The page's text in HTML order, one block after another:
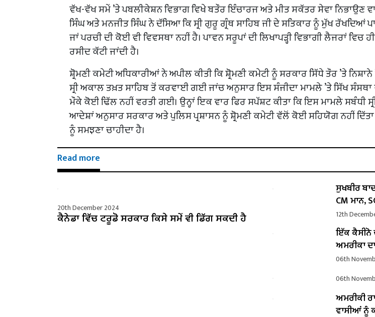
ਵੱਖ-ਵੱਖ ਸਮੇਂ ’ਤੇ ਪਬਲੀਕੇਸ਼ਨ ਵਿਭਾਗ ਵਿਖੇ ਬਤੌਰ ਇੰਚਾਰਜ ਅਤੇ ਮੀਤ ਸਕੱਤਰ ਸੇਵਾ ਨਿਭਾਉਣ
ਸਿੰਘ ਅਤੇ ਮਨਜੀਤ ਸਿੰਘ ਨੇ ਦੱਸਿਆ ਕਿ ਸ੍ਰੀ ਗੁਰੂ ਗ੍ਰੰਥ ਸਾਹਿਬ ਜੀ ਦੇ ਸਤਿਕਾਰ ਨੂੰ ਮੁੱਖ
ਜਾਂ ਪਰਚੀ ਦੀ ਕੋਈ ਵੀ ਵਿਵਸਥਾ ਨਹੀਂ ਹੈ। ਪਾਵਨ ਸਰੂਪਾਂ ਦੀ ਲਿਖਾਪੜ੍ਹੀ ਵਿਭਾਗੀ ਲੈਜਰਾਂ ਵਿਚ
ਰਸੀਦ ਕੱਟੀ ਜਾਂਦੀ ਹੈ।
ਸ਼੍ਰੋਮਣੀ ਕਮੇਟੀ ਅਧਿਕਾਰੀਆਂ ਨੇ ਅਪੀਲ ਕੀਤੀ ਕਿ ਸ਼੍ਰੋਮਣੀ ਕਮੇਟੀ ਨੂੰ ਸਰਕਾਰ ਸਿੱਧੇ ਤੌਰ ’ਤੇ
ਸ੍ਰੀ ਅਕਾਲ ਤਖ਼ਤ ਸਾਹਿਬ ਤੋਂ ਕਰਵਾਈ ਗਈ ਜਾਂਚ ਅਨੁਸਾਰ ਇਸ ਸੰਜੀਦਾ ਮਾਮਲੇ ’ਤੇ ਸਿੱਖ
ਮੌਕੇ ਕੋਈ ਢਿੱਲ ਨਹੀਂ ਵਰਤੀ ਗਈ। ਉਨ੍ਹਾਂ ਇਕ ਵਾਰ ਫਿਰ ਸਪੱਸ਼ਟ ਕੀਤਾ ਕਿ ਇਸ ਮਾਮਲੇ ਸਬੰਧੀ
ਆਦੇਸ਼ਾਂ ਅਨੁਸਾਰ ਸਰਕਾਰ ਅਤੇ ਪੁਲਿਸ ਪ੍ਰਸ਼ਾਸਨ ਨੂੰ ਸ਼੍ਰੋਮਣੀ ਕਮੇਟੀ ਵੱਲੋਂ ਕੋਈ ਸਹਿਯੋਗ ਨਹੀਂ
ਨੂੰ ਸਮਝਣਾ ਚਾਹੀਦਾ ਹੈ।
Read more
20th December 2024
ਕੈਨੇਡਾ ਵਿੱਚ ਟਰੂਡੋ ਸਰਕਾਰ ਕਿਸੇ ਸਮੇਂ ਵੀ ਡਿੱਗ ਸਕਦੀ ਹੈ
ਸੁਖਬੀਰ
CM ਮਾਨ,
12th
ਇੱਕ ਕੈਸੀਨੋ
ਅਮਰੀਕਾ
06th
06th
ਅਮਰੀਕੀ
ਵਾਸੀਆਂ ਨੂੰ